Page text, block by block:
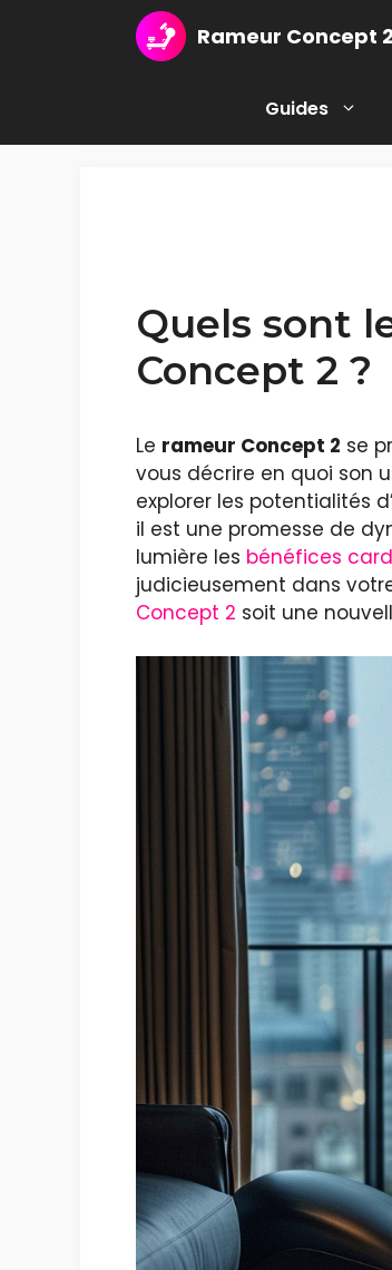
Rameur Concept 2
Guides
Quels sont
Concept 2 ?
Le rameur Concept 2 se
vous décrire en quoi son
explorer les potentialités
il est une promesse de
lumière les bénéfices
judicieusement dans
Concept 2 soit une